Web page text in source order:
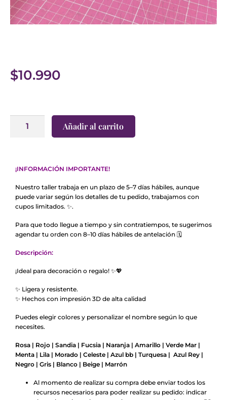
$10.990
Añadir al carrito
¡INFORMACIÓN IMPORTANTE!
Nuestro taller trabaja en un plazo de 5–7 días hábiles, aunque
puede variar según los detalles de tu pedido, trabajamos con
cupos limitados. ✨.
Para que todo llegue a tiempo y sin contratiempos, te sugerimos
agendar tu orden con 8–10 días hábiles de antelación 🗓️
Descripción:
¡Ideal para decoración o regalo! ✨💖
✨ Ligera y resistente.
✨ Hechos con impresión 3D de alta calidad
Puedes elegir colores y personalizar el nombre según lo que
necesites.
Rosa | Rojo | Sandia | Fucsia | Naranja | Amarillo | Verde Mar |
Menta | Lila | Morado | Celeste | Azul bb | Turquesa | Azul Rey |
Negro | Gris | Blanco | Beige | Marrón
Al momento de realizar su compra debe enviar todos los
recursos necesarios para poder realizar su pedido: indicar